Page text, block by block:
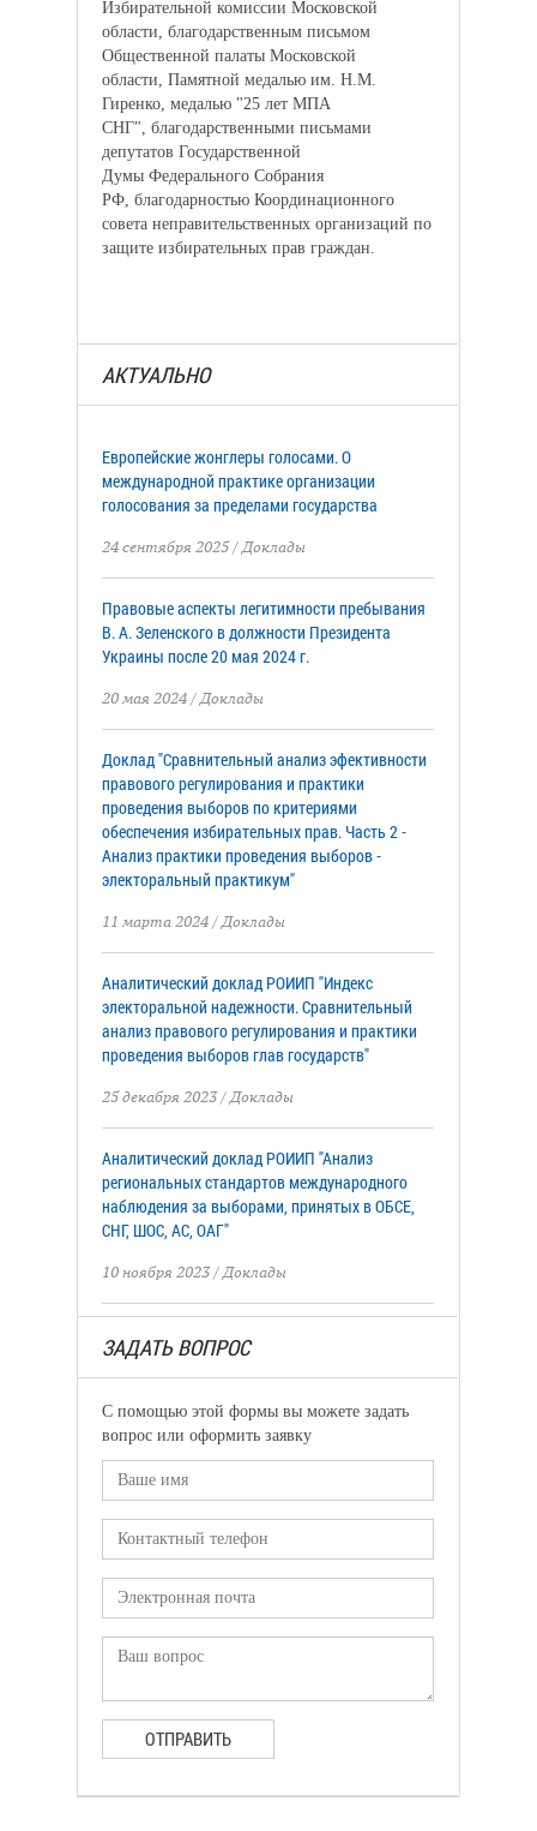
Избирательной комиссии Московской
области, благодарственным письмом
Общественной палаты Московской
области, Памятной медалью им. Н.М.
Гиренко, медалью "25 лет МПА
СНГ", благодарственными письмами
депутатов Государственной
Думы Федерального Собрания
РФ, благодарностью Координационного
совета неправительственных организаций по
защите избирательных прав граждан.
АКТУАЛЬНО
Европейские жонглеры голосами. О
международной практике организации
голосования за пределами государства
24 сентября 2025/Доклады
Правовые аспекты легитимности пребывания
В. А. Зеленского в должности Президента
Украины после 20 мая 2024 г.
20 мая 2024 /Доклады
Доклад "Сравнительный анализ эфективности
правового регулирования и практики
проведения выборов по критериями
обеспечения избирательных прав. Часть 2 -
Анализ практики проведения выборов -
электоральный практикум"
11 марта 2024 /Доклады
Аналитический доклад РОИИП "Индекс
электоральной надежности. Сравнительный
анализ правового регулирования и практики
проведения выборов глав государств"
25 декабря 2023 /Доклады
Аналитический доклад РОИИП "Анализ
региональных стандартов международного
наблюдения за выборами, принятых в ОБСЕ,
СНГ, ШОС, АС, ОАГ"
10 ноября 2023 /Доклады
ЗАДАТЬ ВОПРОС
С помощью этой формы вы можете задать
вопрос или оформить заявку
ОТПРАВИТЬ